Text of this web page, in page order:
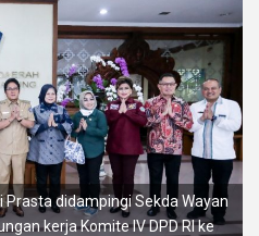
Prasta didampingi Sekda Wayan
kerja Komite IV DPD RI ke